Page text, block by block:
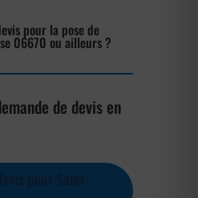
pour la pose de
06670 ou ailleurs ?
de devis en